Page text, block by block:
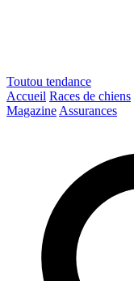
Toutou tendance
Accueil Races de chiens
Magazine Assurances